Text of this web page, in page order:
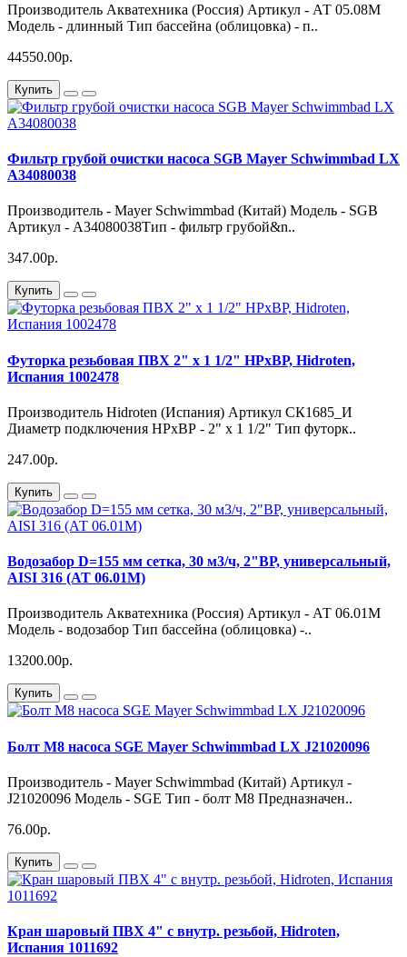
Производитель Акватехника (Россия) Артикул - АТ 05.08М
Модель - длинный Тип бассейна (облицовка) - п..
44550.00р.
Купить
Фильтр грубой очистки насоса SGB Mayer Schwimmbad LX
A34080038
Производитель - Mayer Schwimmbad (Китай) Модель - SGB
Артикул - A34080038Тип - фильтр грубой&n..
347.00р.
Купить
Футорка резьбовая ПВХ 2" х 1 1/2" НРхВР, Hidroten,
Испания 1002478
Производитель Hidroten (Испания) Артикул СК1685_И
Диаметр подключения НРхВР - 2" х 1 1/2" Тип футорк..
247.00р.
Купить
Водозабор D=155 мм сетка, 30 м3/ч, 2"ВР, универсальный,
AISI 316 (АТ 06.01M)
Производитель Акватехника (Россия) Артикул - АТ 06.01М
Модель - водозабор Тип бассейна (облицовка) -..
13200.00р.
Купить
Болт M8 насоса SGE Mayer Schwimmbad LX J21020096
Производитель - Mayer Schwimmbad (Китай) Артикул -
J21020096 Модель - SGE Тип - болт M8 Предназначен..
76.00р.
Купить
Кран шаровый ПВХ 4" с внутр. резьбой, Hidroten,
Испания 1011692